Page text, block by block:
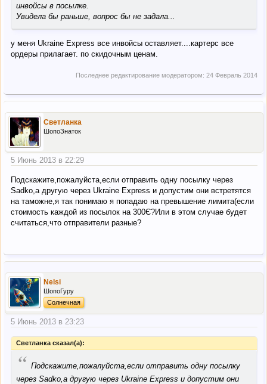
инвойсы в посылке.
Увидела бы раньше, вопрос бы не задала...
у меня Ukraine Express все инвойсы оставляет....картерс все
ордеры прилагает. по скидочным ценам.
Последнее редактирование модератором: 24 Февраль 2014
Светланка
ШопоЗнаток
5 Июнь 2013 в 22:29
Подскажите,пожалуйста,если отправить одну посылку через
Sadko,а другую через Ukraine Express и допустим они встретятся
на таможне,я так понимаю я попадаю на превышение лимита(если
стоимость каждой из посылок на 300Є?Или в этом случае будет
считаться,что отправители разные?
Nelsi
ШопоГуру
Солнечная
5 Июнь 2013 в 23:23
Светланка сказал(а):
“ Подскажите,пожалуйста,если отправить одну посылку
через Sadko,а другую через Ukraine Express и допустим они